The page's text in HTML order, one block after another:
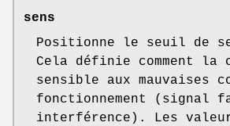
sens
Positionne le seuil de
Cela définie comment la
sensible aux mauvaises
fonctionnement (signal
interférence). Les